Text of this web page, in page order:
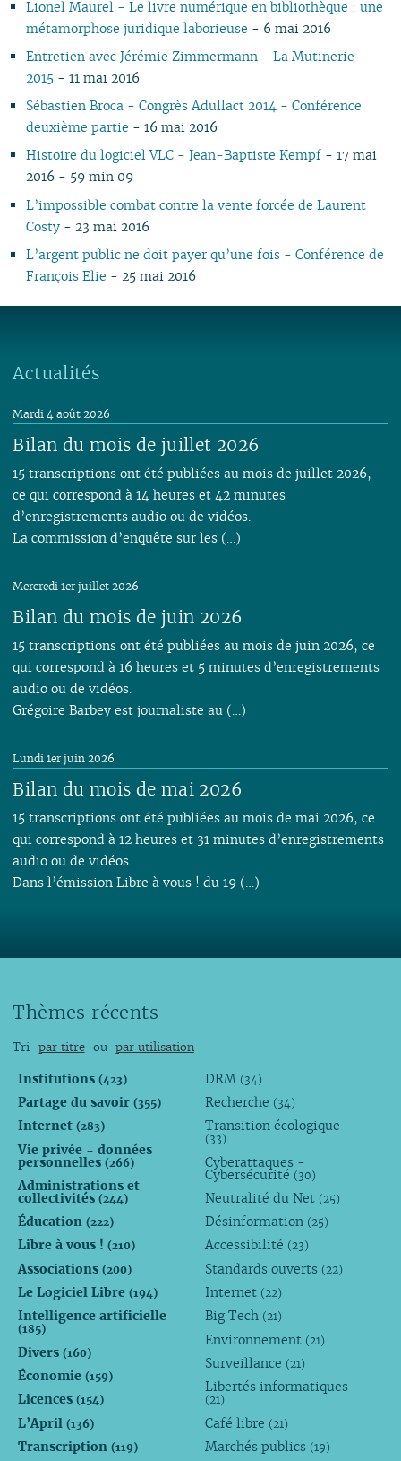
01 01 01 01 01 01 01 01
02
01
03
02
02 03
03
02
01
Lionel Maurel - Le livre numérique en bibliothèque : une
métamorphose juridique laborieuse - 6 mai 2016
Entretien avec Jérémie Zimmermann - La Mutinerie -
2015- 11 mai 2016
Sébastien Broca - Congrès Adullact 2014 - Conférence
deuxième partie - 16 mai 2016
Histoire du logiciel VLC - Jean-Baptiste Kempf- 17 mai
2016 - 59 min 09
L’impossible combat contre la vente forcée de Laurent
Costy- 23 mai 2016
L’argent public ne doit payer qu’une fois - Conférence de
François Elie - 25 mai 2016
Actualités
Bilan du mois de juillet 2026
Mardi 4 août 2026
15 transcriptions ont été publiées au mois de juillet 2026,
ce qui correspond à 14 heures et 42 minutes
d’enregistrements audio ou de vidéos.
La commission d’enquête sur les (…)
Bilan du mois de juin 2026
Mercredi 1er juillet 2026
15 transcriptions ont été publiées au mois de juin 2026, ce
qui correspond à 16 heures et 5 minutes d’enregistrements
audio ou de vidéos.
Grégoire Barbey est journaliste au (…)
Bilan du mois de mai 2026
Lundi 1er juin 2026
15 transcriptions ont été publiées au mois de mai 2026, ce
qui correspond à 12 heures et 31 minutes d’enregistrements
audio ou de vidéos.
Dans l’émission Libre à vous ! du 19 (…)
Thèmes récents
Tri par titre ou par utilisation
Institutions (423)
Partage du savoir (355)
Internet (283)
Vie privée - données
personnelles (266)
Administrations et
collectivités (244)
Éducation (222)
Libre à vous ! (210)
Associations (200)
Le Logiciel Libre (194)
Intelligence artificielle
(185)
Divers (160)
Économie (159)
Licences (154)
L’April (136)
Transcription (119)
DRM (34)
Recherche (34)
Transition écologique
(33)
Cyberattaques -
Cybersécurité (30)
Neutralité du Net (25)
Désinformation (25)
Accessibilité (23)
Standards ouverts (22)
Internet (22)
Big Tech (21)
Environnement (21)
Surveillance (21)
Libertés informatiques
(21)
Café libre (21)
Marchés publics (19)